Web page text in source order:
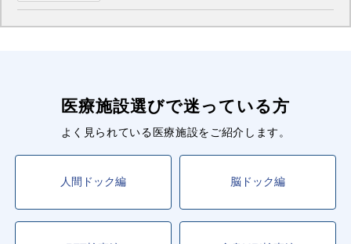
医療施設選びで迷っている方
よく見られている医療施設をご紹介します。
人間ドック編 脳ドック編